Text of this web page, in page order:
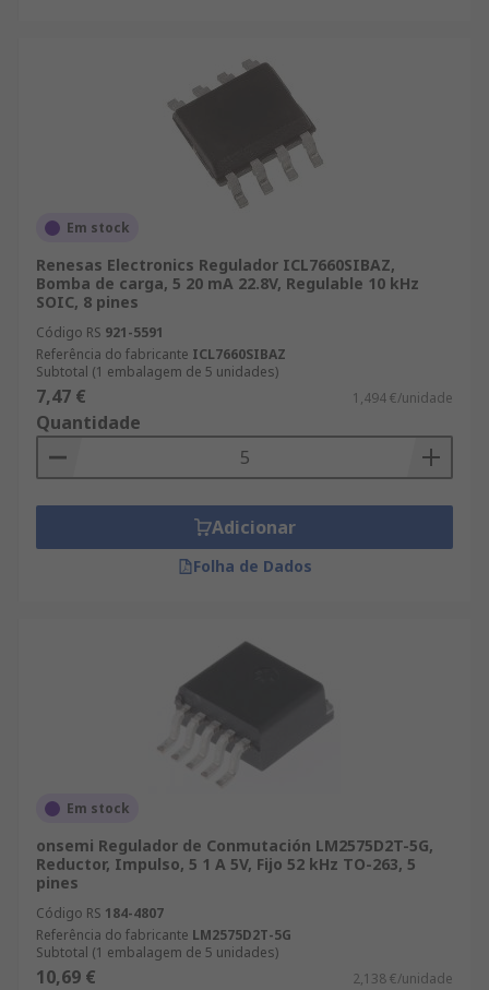
Em stock
Renesas Electronics Regulador ICL7660SIBAZ,
Bomba de carga, 5 20 mA 22.8V, Regulable 10 kHz
SOIC, 8 pines
Código RS 921-5591
Referência do fabricante ICL7660SIBAZ
Subtotal (1 embalagem de 5 unidades)
7,47 € 1,494 €/unidade
Quantidade
Adicionar
Folha de Dados
Em stock
onsemi Regulador de Conmutación LM2575D2T-5G,
Reductor, Impulso, 5 1 A 5V, Fijo 52 kHz TO-263, 5
pines
Código RS 184-4807
Referência do fabricante LM2575D2T-5G
Subtotal (1 embalagem de 5 unidades)
10,69 € 2,138 €/unidade